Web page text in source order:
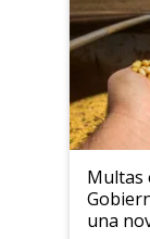
Multas
una